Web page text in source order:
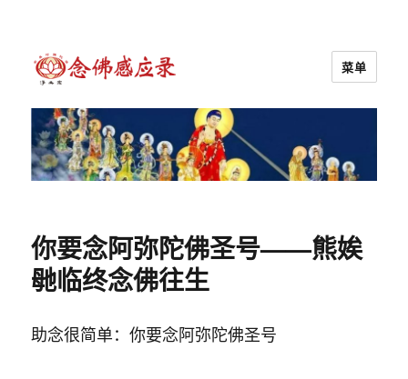
念佛感应录
菜单
你要念阿弥陀佛圣号——熊娭
毑临终念佛往生
助念很简单：你要念阿弥陀佛圣号